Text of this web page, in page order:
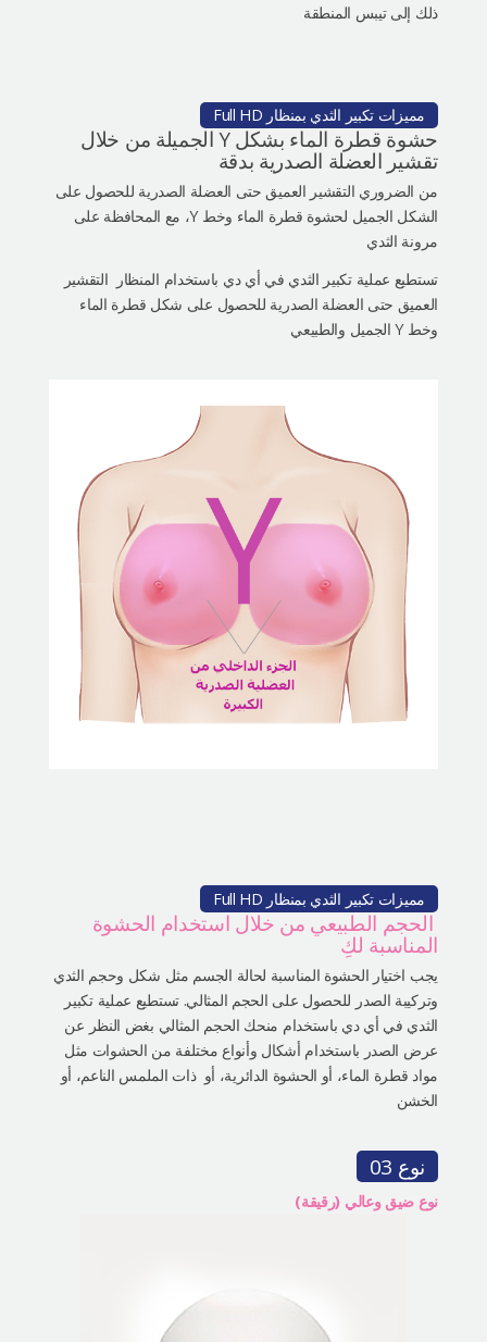
ذلك إلى تيبس المنطقة
مميزات تكبير الثدي بمنظار Full HD
حشوة قطرة الماء بشكل Y الجميلة من خلال
تقشير العضلة الصدرية بدقة
من الضروري التقشير العميق حتى العضلة الصدرية للحصول على
الشكل الجميل لحشوة قطرة الماء وخط Y، مع المحافظة على
مرونة الثدي
تستطيع عملية تكبير الثدي في أي دي باستخدام المنظار التقشير
العميق حتى العضلة الصدرية للحصول على شكل قطرة الماء
وخط Y الجميل والطبيعي
مميزات تكبير الثدي بمنظار Full HD
الحجم الطبيعي من خلال استخدام الحشوة
المناسبة لكِ
يجب اختيار الحشوة المناسبة لحالة الجسم مثل شكل وحجم الثدي
وتركيبة الصدر للحصول على الحجم المثالي. تستطيع عملية تكبير
الثدي في أي دي باستخدام منحك الحجم المثالي بغض النظر عن
عرض الصدر باستخدام أشكال وأنواع مختلفة من الحشوات مثل
مواد قطرة الماء، أو الحشوة الدائرية، أو ذات الملمس الناعم، أو
الخشن
نوع 03
نوع ضيق وعالي (رقيقة)